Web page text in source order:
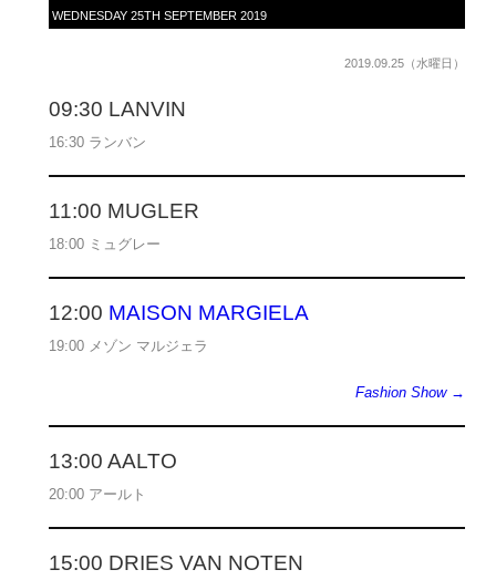
WEDNESDAY 25TH SEPTEMBER 2019
2019.09.25（水曜日）
09:30 LANVIN
16:30 ランバン
11:00 MUGLER
18:00 ミュグレー
12:00 MAISON MARGIELA
19:00 メゾン マルジェラ
Fashion Show →
13:00 AALTO
20:00 アールト
15:00 DRIES VAN NOTEN